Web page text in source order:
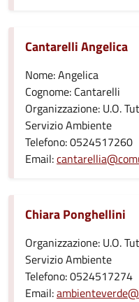
Cantarelli Angelica
Nome: Angelica
Cognome: Cantarelli
Organizzazione: U.O.
Servizio Ambiente
Telefono: 0524517260
Email:
Chiara Ponghellini
Organizzazione: U.O.
Servizio Ambiente
Telefono: 0524517274
Email: